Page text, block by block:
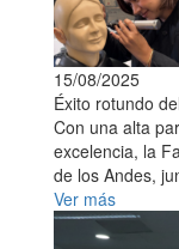
15/08/2025
Éxito rotundo
Con una alta
excelencia, la
de los Andes,
Ver más